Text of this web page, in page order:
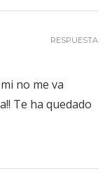
no me va
Te ha quedado
RESPUESTA